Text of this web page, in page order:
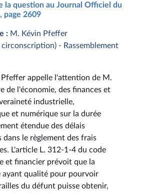
la question au Journal Officiel du
page 2609
: M. Kévin Pfeffer
circonscription) - Rassemblement
appelle l'attention de M.
de l'économie, des finances et
industrielle,
et numérique sur la durée
étendue des délais
dans le règlement des frais
L'article L. 312-1-4 du code
et financier prévoit que la
ayant qualité pour pourvoir
du défunt puisse obtenir,